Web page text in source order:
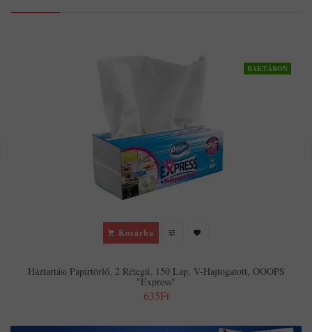
RAKTÁRON
Kosárba
Háztartási Papírtörlő, 2 Rétegű, 150 Lap, V-Hajtogatott, OOOPS
"Express"
635Ft